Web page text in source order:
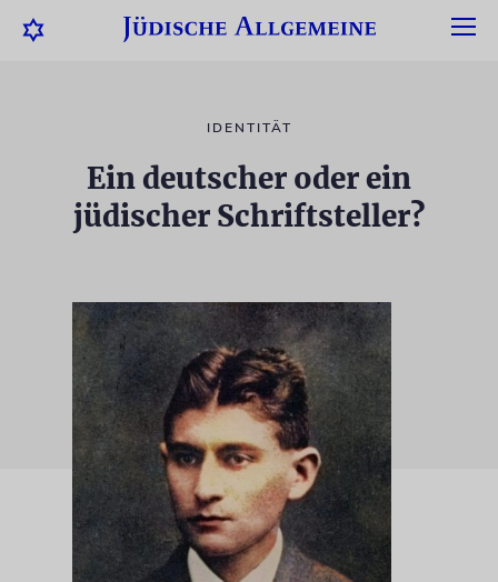
IDENTITÄT
Ein deutscher oder ein
jüdischer Schriftsteller?